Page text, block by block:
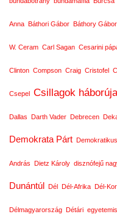
Anna Báthori Gábor Báthory Gábor
W. Ceram Carl Sagan Cesarini
Clinton Compson Craig Cristofel
Csepel Csillagok háborúja
Dallas Darth Vader Debrecen
Demokrata Párt
András Dietz Károly disznófejű
Dunántúl Dél Dél-Afrika Dél-
Délmagyarország Détári